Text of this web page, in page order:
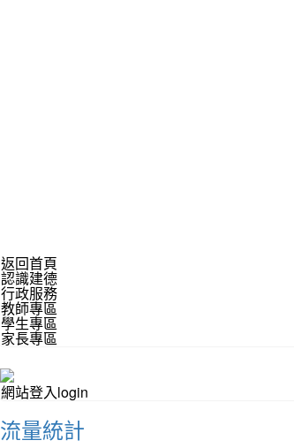
返回首頁
認識建德
行政服務
教師專區
學生專區
家長專區
網站登入login
流量統計